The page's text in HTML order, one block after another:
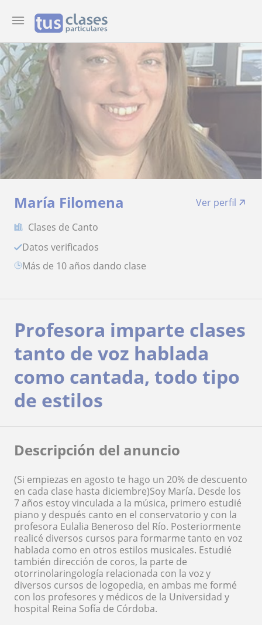
María Filomena
Ver perfil
Clases de Canto
Datos verificados
más de 10 años dando clase
Profesora imparte clases
tanto de voz hablada
como cantada, todo tipo
de estilos
Descripción del anuncio
(Si empiezas en agosto te hago un 20% de descuento
en cada clase hasta diciembre)Soy María. Desde los
7 años estoy vinculada a la música, primero estudié
piano y después canto en el conservatorio y con la
profesora Eulalia Beneroso del Río. Posteriormente
realicé diversos cursos para formarme tanto en voz
hablada como en otros estilos musicales. Estudié
también dirección de coros, la parte de
otorrinolaringología relacionada con la voz y
diversos cursos de logopedia, en ambas me formé
con los profesores y médicos de la Universidad y
hospital Reina Sofía de Córdoba.